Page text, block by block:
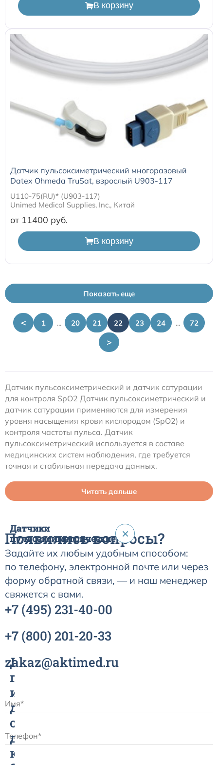
В корзину
Датчик пульсоксиметрический многоразовый
Datex Ohmeda TruSat, взрослый U903-117
U110-75(RU)* (U903-117)
Unimed Medical Supplies, Inc., Китай
от 11400
В корзину
Показать еще
< 1 ... 20 21 22 23 24 ... 72
>
Датчик пульсоксиметрический и датчик сатурации
для контроля SpO2 Датчик пульсоксиметрический и
датчик сатурации применяются для измерения
уровня насыщения крови кислородом (SpO2) и
контроля частоты пульса. Датчик
пульсоксиметрический используется в составе
медицинских систем наблюдения, где требуется
точная и стабильная передача данных.
Читать дальше
Датчики
пульсоксиметрические
×
Датчик
пульсоксиметрический
и
датчик
сатурации
для
контроля
Появились вопросы?
Задайте их любым удобным способом:
по телефону, электронной почте или через
форму обратной связи, — и наш менеджер
свяжется с вами.
+7 (495) 231-40-00
+7 (800) 201-20-33
zakaz@aktimed.ru